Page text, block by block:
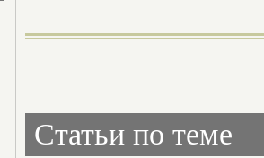
Статьи по теме